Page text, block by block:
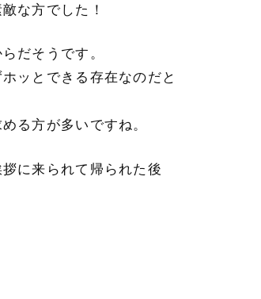
な方でした！
だそうです。
ッとできる存在なのだと
る方が多いですね。
に来られて帰られた後